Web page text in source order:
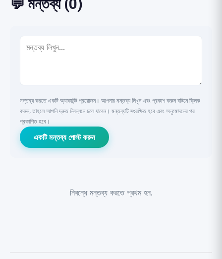
💬 মন্তব্য (0)
মন্তব্য করতে একটি অ্যাকাউন্ট প্রয়োজন। আপনার মন্তব্য লিখুন এবং প্রকাশ করুন বাটনে ক্লিক
করুন, তাহলে আপনি দ্রুত নিবন্ধনে চলে যাবেন। মন্তব্যটি সংরক্ষিত হবে এবং অনুমোদনের পর
প্রকাশিত হবে।
একটি মন্তব্য পোস্ট করুন
নিবন্ধে মন্তব্য করতে প্রথম হন.